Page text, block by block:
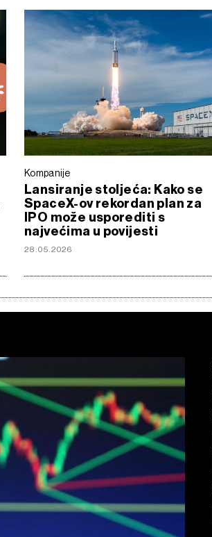
Kompanije
Lansiranje stoljeća: Kako se
SpaceX-ov rekordan plan za
IPO može usporediti s
najvećima u povijesti
28.05.2026